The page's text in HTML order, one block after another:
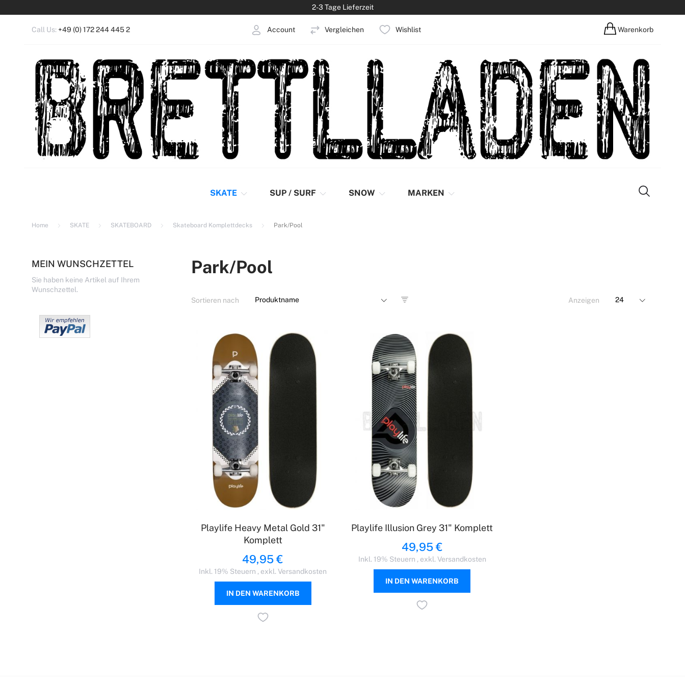
2-3 Tage Lieferzeit
Call Us: +49 (0) 172 244 445 2
Account
Vergleichen Wishlist Warenkorb
SKATE SUP / SURF SNOW MARKEN
Home SKATE SKATEBOARD Skateboard Komplettdecks Park/Pool
MEIN WUNSCHZETTEL
Sie haben keine Artikel auf Ihrem
Wunschzettel.
Park/Pool
Sortieren nach Anzeigen
Playlife Heavy Metal Gold 31"
Komplett
49,95 €
Inkl. 19% Steuern , exkl.Versandkosten
IN DEN WARENKORB
Playlife Illusion Grey 31" Komplett
49,95 €
Inkl. 19% Steuern , exkl. Versandkosten
IN DEN WARENKORB